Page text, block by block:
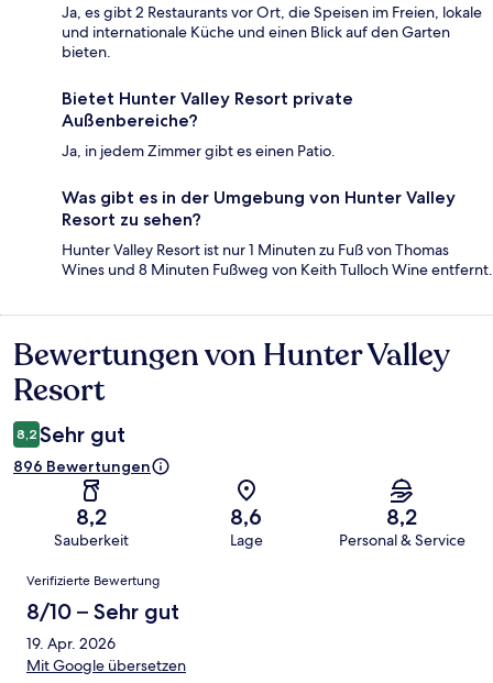
Ja, es gibt 2 Restaurants vor Ort, die Speisen im Freien, lokale
und internationale Küche und einen Blick auf den Garten
bieten.
Bietet Hunter Valley Resort private
Außenbereiche?
Ja, in jedem Zimmer gibt es einen Patio.
Was gibt es in der Umgebung von Hunter Valley
Resort zu sehen?
Hunter Valley Resort ist nur 1 Minuten zu Fuß von Thomas
Wines und 8 Minuten Fußweg von Keith Tulloch Wine entfernt.
Bewertungen
Bewertungen von Hunter Valley
Resort
8,2 Sehr gut
896 Bewertungen
8,2
Sauberkeit
8,6
Lage
8,2
Personal & Service
Bewertungen
Verifizierte Bewertung
8/10 – Sehr gut
19. Apr. 2026
Mit Google übersetzen